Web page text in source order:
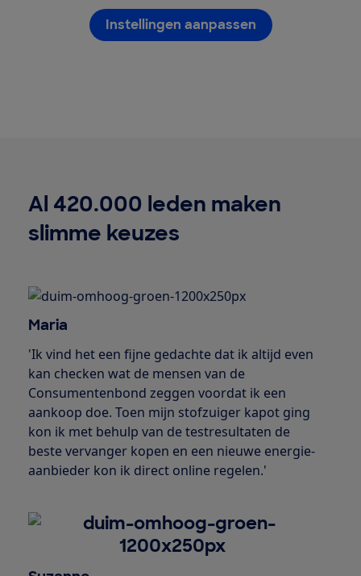
Instellingen aanpassen
Al 420.000 leden maken
slimme keuzes
Maria
'Ik vind het een fijne gedachte dat ik altijd even
kan checken wat de mensen van de
Consumentenbond zeggen voordat ik een
aankoop doe. Toen mijn stofzuiger kapot ging
kon ik met behulp van de testresultaten de
beste vervanger kopen en een nieuwe energie-
aanbieder kon ik direct online regelen.'